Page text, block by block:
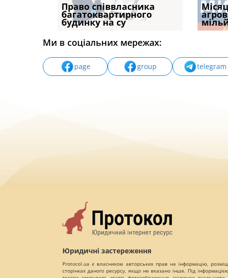
Право співвласника
багатоквартирного
будинку на су
Якщо
наявніс
ФУНДАМЕНТАЛЬНА
ПРОБЛЕМА «СУДОВОЇ
ПРАКТИКИ», АБО ПР
Ми в соціальних мережах:
page group telegram
Юридичні застереження
Protocol.ua є власником авторських прав на інформацію,
сторінках даного ресурсу, якщо не вказано інше. Під